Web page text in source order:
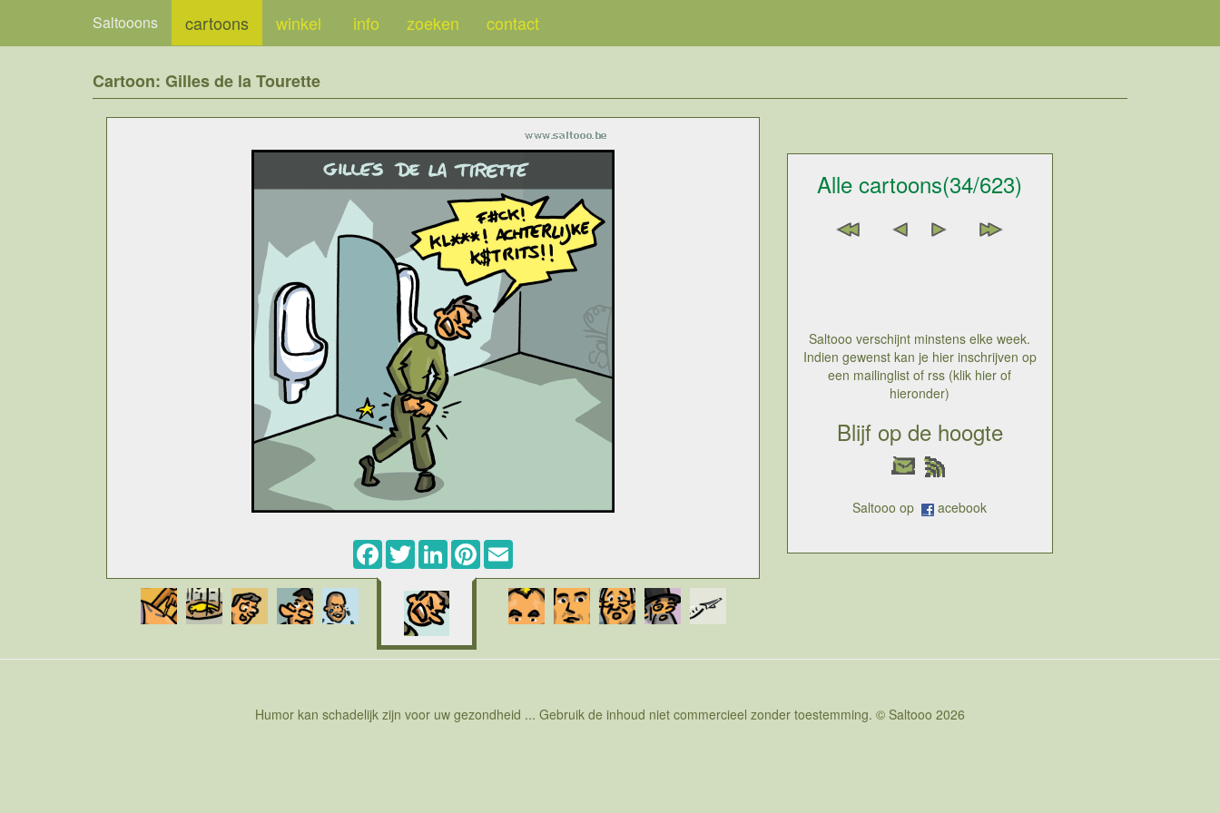
Saltooons cartoons winkel info zoeken contact
Cartoon: Gilles de la Tourette
Cartoon over mensen die last hebben van oncontroleerbare tics. Het klinkt misschien vreemd maar het komt
wel vaker voor dan de meeste mensen denken. De mate waarin tics zich voordoen bepaalt immers hoe
opvallend de aandoening is waar we het over hebben. Het is de Franse neuroloog, Gilles de la Tourette, die
zijn naam gegeven heeft aan het syndroom dat die oncontroleerbare tics definieert. De meeste mensen
hebben wel al van Gilles de la Tourette gehoord maar dat is doorgaans vanuit de heel bekende tic waarbij
mensen ongecontroleerd beginnen te schelden. Fuck en klote zijn in die context dan ook eerder lichte
scheldwoorden. Het kan best wel een heel stuk grover zijn. Maar de uiting van scheldpartijen is eigenlijk
Gilles de la Tourette wil bepaalde dingen helemaal niet doen en doet ze vervolgens toch. Het is ook zo dat
Facebook
TwitterLinkedInPinterest
Alle cartoons(34/623)
Saltooo verschijnt minstens elke week.
Indien gewenst kan je hier inschrijven op
een mailinglist of rss (klik hier of
hieronder)
Blijf op de hoogte
Saltooo op acebook
Humor kan schadelijk zijn voor uw gezondheid ... Gebruik de inhoud niet commercieel zonder toestemming. © Saltooo 2026